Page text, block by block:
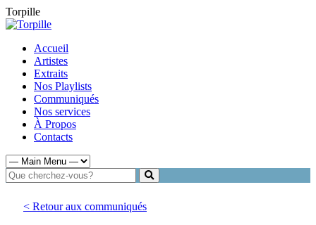
Torpille
Accueil
Artistes
Extraits
Nos Playlists
Communiqués
Nos services
À Propos
Contacts
< Retour aux communiqués